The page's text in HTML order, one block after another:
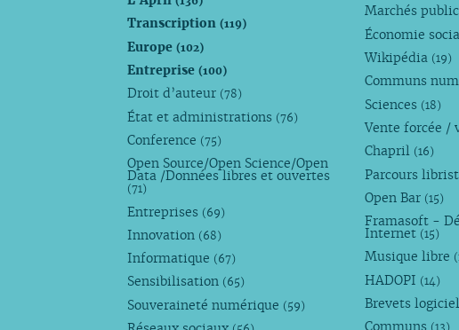
Transcription(119)
Europe(102)
Entreprise(100)
Droit d’auteur (78)
État et administrations (76)
Conference (75)
Open Source/Open Science/Open
Data /Données libres et ouvertes
(71)
Entreprises (69)
Innovation (68)
Informatique (67)
Sensibilisation (65)
Souveraineté numérique (59)
Marchés
Économie
Wikipédia (19)
Communs
Sciences (18)
Vente forcée /
Chapril (16)
Parcours
Open Bar (15)
Framasoft -
Internet (15)
Musique libre
HADOPI (14)
Brevets
Communs (13)